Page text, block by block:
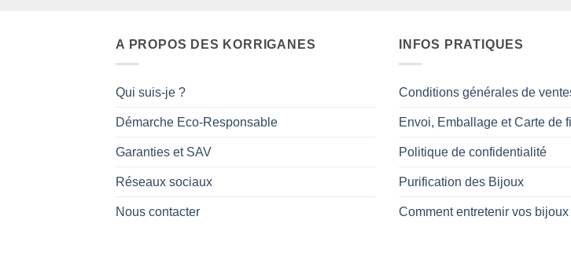
A PROPOS DES KORRIGANES
Qui suis-je ?
Démarche Eco-Responsable
Garanties et SAV
Réseaux sociaux
Nous contacter
INFOS PRATIQUES
Conditions générales de
Envoi, Emballage et Carte de
Politique de confidentialité
Purification des Bijoux
Comment entretenir vos